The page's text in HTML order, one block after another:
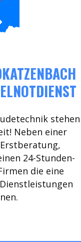
stehen
Neben einer
24-Stunden-
die eine